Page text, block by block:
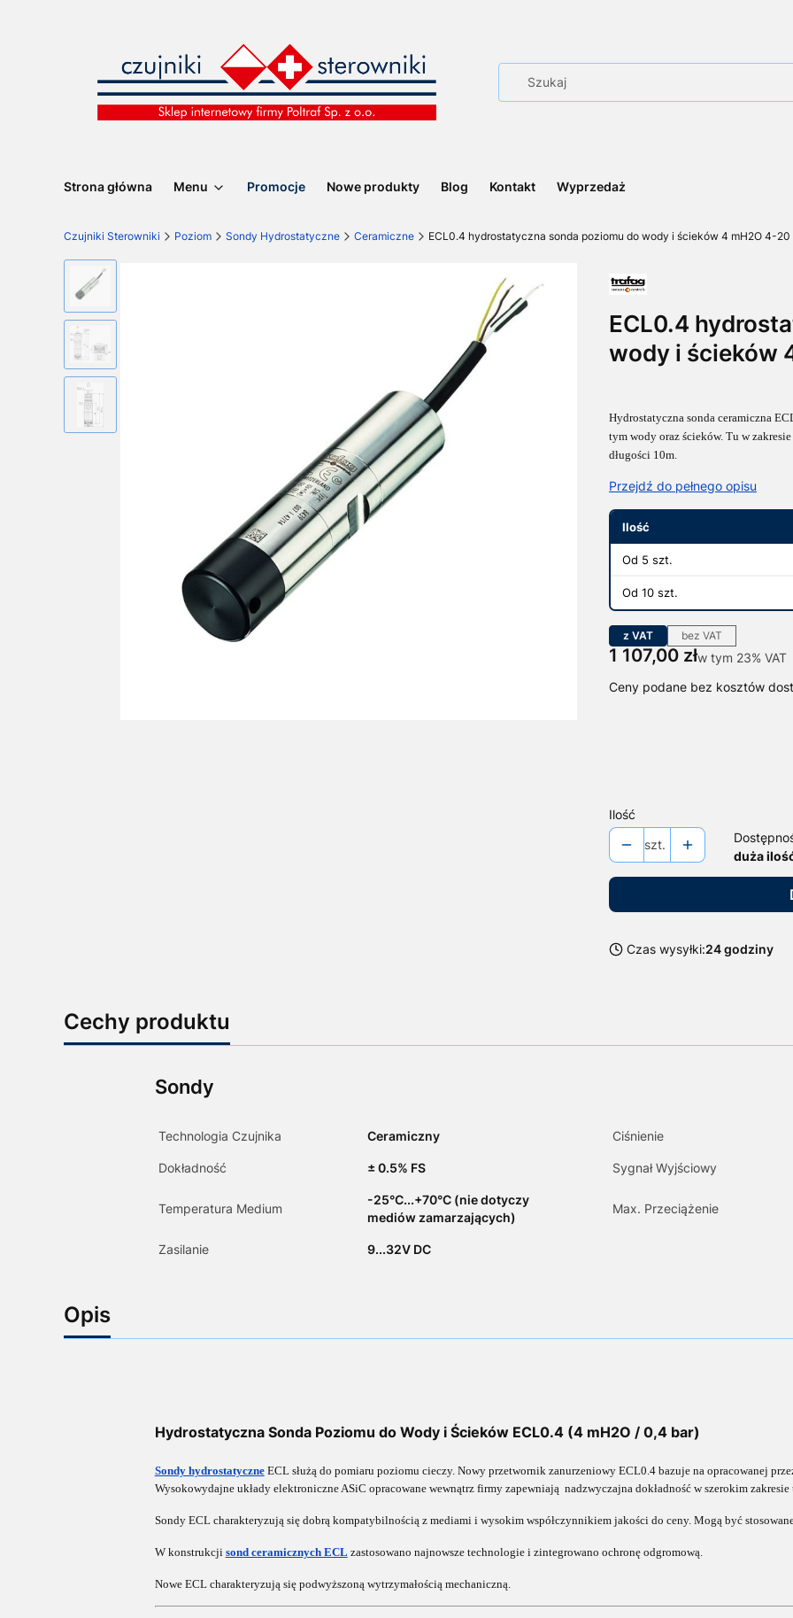
Strona główna Menu Promocje Nowe produkty Blog Kontakt Wyprzedaż
Czujniki Sterowniki Poziom Sondy Hydrostatyczne Ceramiczne ECL0.4 hydrostatyczna sonda poziomu do wody i ścieków 4 mH2O 4-20
ECL0.4
wody i ścieków
Hydrostatyczna sonda ceramiczna
tym wody oraz ścieków. Tu w
długości 10m.
Przejdź do pełnego opisu
Ilość
Od 5 szt.
Od 10 szt.
z VAT bez VAT
Cena
1 107,00 złw tym 23% VAT
w tym 23% VAT
Ceny podane bez kosztów
Poszczególne warianty mogą
Ilość
szt.
duża
Czas wysyłki:24 godziny
Cechy produktu
Sondy
Technologia Czujnika Ceramiczny Ciśnienie
Dokładność ± 0.5% FS Sygnał Wyjściowy
Temperatura Medium
-25°C...+70°C (nie dotyczy
mediów zamarzających)
Max. Przeciążenie
Zasilanie 9...32V DC
Opis
Hydrostatyczna Sonda Poziomu do Wody i Ścieków ECL0.4 (4 mH2O / 0,4 bar)
Sondy hydrostatyczneECL służą do pomiaru poziomu cieczy. Nowy przetwornik zanurzeniowy ECL0.4 bazuje na opracowanej
Wysokowydajne układy elektroniczne ASiC opracowane wewnątrz firmy zapewniają nadzwyczajna dokładność w szerokim zakresie
Sondy ECL charakteryzują się dobrą kompatybilnością z mediami i wysokim współczynnikiem jakości do ceny. Mogą być
W konstrukcji sond ceramicznych ECL zastosowano najnowsze technologie i zintegrowano ochronę odgromową.
Nowe ECL charakteryzują się podwyższoną wytrzymałością mechaniczną.